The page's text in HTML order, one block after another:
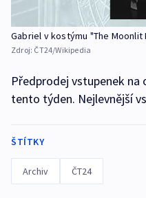
Gabriel v kostýmu "The Moonlit
Zdroj: ČT24/Wikipedia
Předprodej vstupenek
tento týden. Nejlevnější
ŠTÍTKY
Archiv ČT24